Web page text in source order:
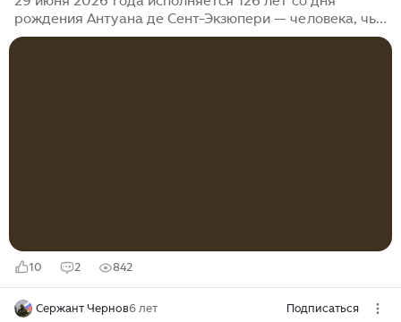
рождения Антуана де Сент-Экзюпери — человека, чье
имя стало синонимом мужества, романтики неба и
10 2 842
Сержант Чернов6 лет Подписаться